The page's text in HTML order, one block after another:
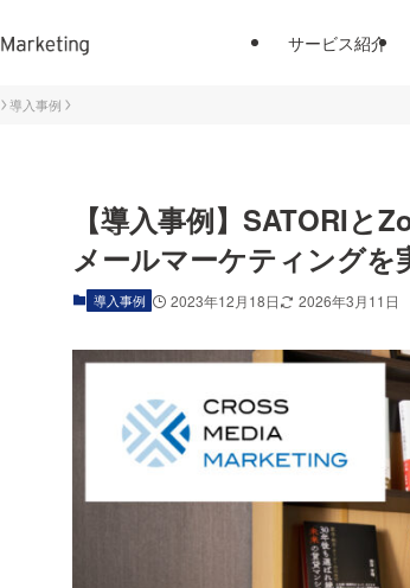
サービス紹介
導入事例
【導入事例】SATORI
メールマーケティングを
導入事例 2023年12月18日 2026年3月11日